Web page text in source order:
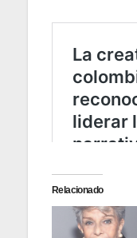
Relacionado